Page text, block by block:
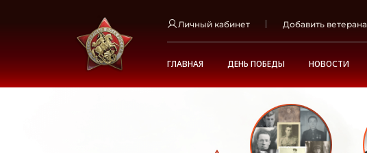
Личный кабинет Добавить ветерана
ГЛАВНАЯ ДЕНЬ ПОБЕДЫ НОВОСТИ